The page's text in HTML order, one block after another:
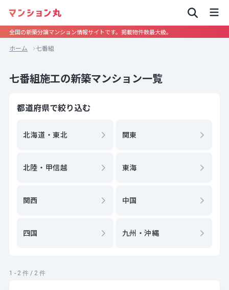
全国の新築分譲マンション情報サイトです。掲載物件数最大級。
ホーム 七番組
七番組施工の新築マンション一覧
都道府県で絞り込む
北海道・東北 関東
北陸・甲信越 東海
関西 中国
四国 九州・沖縄
1 - 2 件 / 2 件